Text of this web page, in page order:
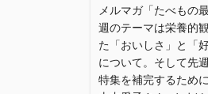
メルマガ「たべもの
週のテーマは栄養的
た「おいしさ」と「
について。そして先
特集を補完するため